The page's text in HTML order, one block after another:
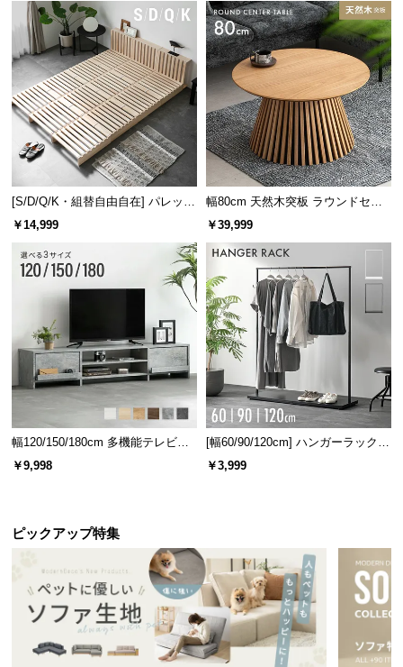
[S/D/Q/K・組替自由自在] パレット
ベッド 8/12/16枚セット
￥14,999
幅80cm 天然木突板 ラウンドセン
ターテーブル 美しい格子デザイン
￥39,999
幅120/150/180cm 多機能テレビボ
ード 木目/石目調 オープン収納・
￥9,998
[幅60/90/120cm] ハンガーラック
スチール 4段階高さ調節 サイドフ
￥3,999
ピックアップ特集